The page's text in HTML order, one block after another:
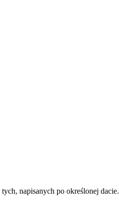
napisanych po określonej dacie.